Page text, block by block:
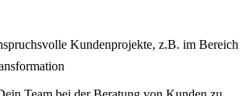
Kundenprojekte, z.B. im Bereich